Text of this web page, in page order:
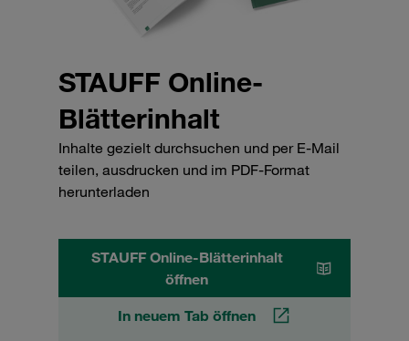
STAUFF Online-
Blätterinhalt
Inhalte gezielt durchsuchen und per E-Mail
teilen, ausdrucken und im PDF-Format
herunterladen
STAUFF Online-Blätterinhalt
öffnen
In neuem Tab öffnen